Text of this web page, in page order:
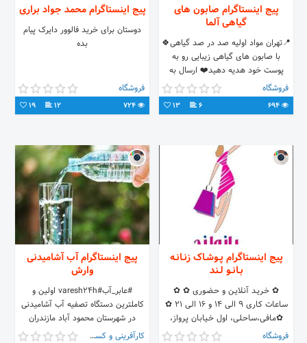
پیج اینستاگرام صابون هاى
گياهى آلما
📍تهران مواد اوليه صد در صد گياهى🍀
با صابون هاى گياهى زيبايى رو به
پوست خود هديه دهيد❤️ ارسال به
تمامى نقاط كشور🚙 💜جهت سفارش به
دايركت مراجعه كنيد💜
فروشگاه
6
13
پیج اینستاگرام محمد جواد براری
دوستان برای خرید فالوور دایرک پیام
بده
فروشگاه
12
19
پیج اینستاگرام پـوشـاک زنـانـه
بـانـو لـند
✿ خـریـد آنـلایـن و حـضـوری ✿ ✿
سـاعـات کـاری ۹ الـی ۱۴ و ۱۶ الـی ۲۱ ✿
✿مـافـی،سـاحـلـی، اول خـیـابـان پـرواز،
بـوتـیک بـانـو لـنـد✿
فروشگاه
پیج اینستاگرام آب آشامیدنی
وارش
#عابر_آب#varesh24h اولین و
کاملترین دستگاه تصفیه آب آشامیدنی
در شهرستان محمود آباد مازندران
محمود آباد - بلوار معلم - بین باران ۲۶
کارآفرینی و کسب و کار